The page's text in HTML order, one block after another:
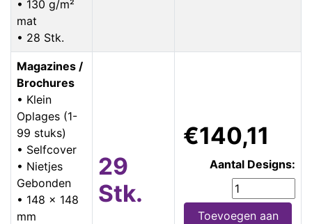
• 130 g/m²
mat
• 28 Stk.
Magazines /
Brochures
• Klein
Oplages (1-
99 stuks)
• Selfcover
• Nietjes
Gebonden
• 148 x 148
mm
29
Stk.
€140,11
Aantal Designs:
Toevoegen aan